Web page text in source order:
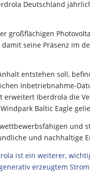
Deutschland
großflächigen
seine Präsenz im
entstehen soll,
Inbetriebnahme-
erweitert Iberdrola die
Baltic Eagle
und
und nachhaltige
ist ein weiterer,
erzeugtem